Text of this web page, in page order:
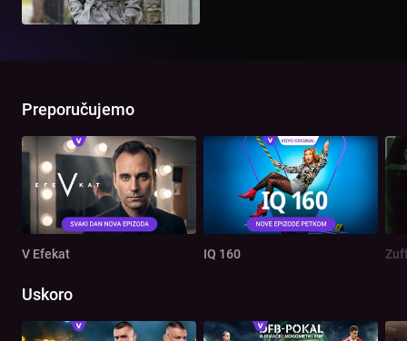
Preporučujemo
V Efekat IQ 160
Uskoro